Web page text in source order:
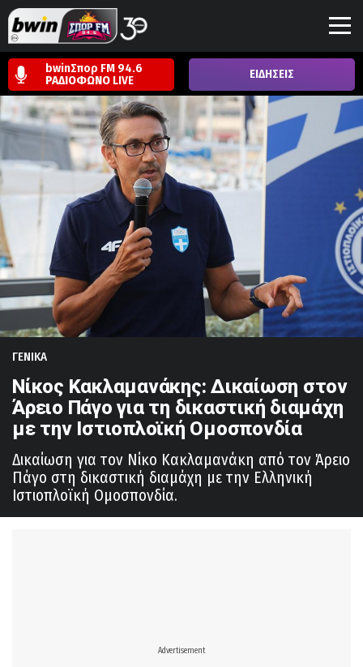
bwinΣπορ FM 94.6
ΡΑΔΙΟΦΩΝΟ LIVE ΕΙΔΗΣΕΙΣ
ΓΕΝΙΚΑ
Νίκος Κακλαμανάκης: Δικαίωση στον
Άρειο Πάγο για τη δικαστική διαμάχη
με την Ιστιοπλοϊκή Ομοσπονδία
Δικαίωση για τον Νίκο Κακλαμανάκη από τον Άρειο
Πάγο στη δικαστική διαμάχη με την Ελληνική
Ιστιοπλοϊκή Ομοσπονδία.